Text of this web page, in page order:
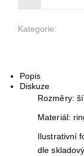
Kategorie:
Popis
Diskuze
Rozměry:
Materiál:
Ilustrativní
dle